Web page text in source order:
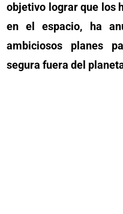
objetivo lograr que los
en el espacio, ha
ambiciosos planes
segura fuera del